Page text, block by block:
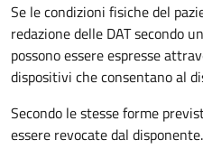
Se le condizioni fisiche del
redazione delle DAT secondo
possono essere espresse
dispositivi che consentano al
Secondo le stesse forme
essere revocate dal disponente.